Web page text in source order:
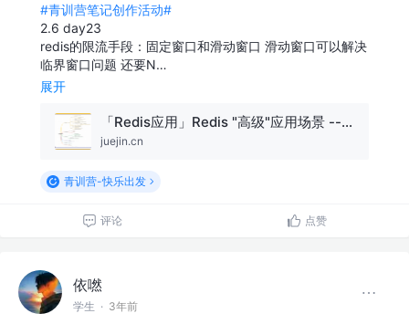
#青训营笔记创作活动#
2.6 day23
redis的限流手段：固定窗口和滑动窗口 滑动窗口可以解决
临界窗口问题 还要N…
展开
「Redis应用」Redis "高级"应用场景 -- 限流、延时队列、幂等处理
juejin.cn
青训营-快乐出发
评论 点赞
依嘫
学生 · 3年前